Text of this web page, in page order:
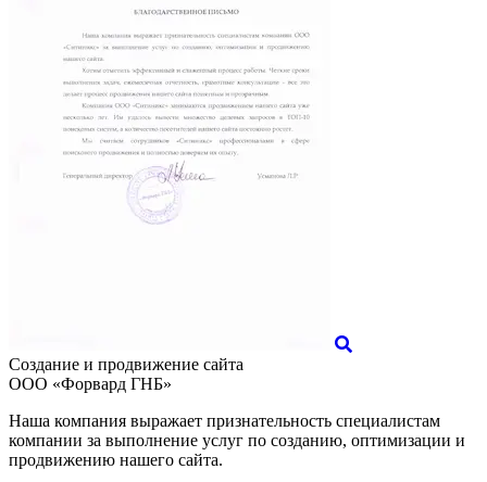
Создание и продвижение сайта
ООО «Форвард ГНБ»
Наша компания выражает признательность специалистам
компании за выполнение услуг по созданию, оптимизации и
продвижению нашего сайта.